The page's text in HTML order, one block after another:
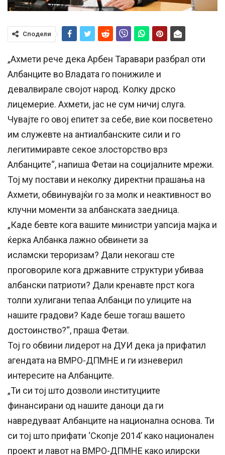
Сподели
„Ахмети рече дека Арбен Таравари разбрал оти
Албанците во Владата го понижиле и
девалвирале својот народ. Колку дрско
лицемерие. Ахмети, јас не сум ничиј слуга.
Чувајте го овој епитет за себе, вие кои посветено
им служевте на антиалбанските сили и го
легитимиравте секое злосторство врз
Албанците“, напиша Фетаи на социјалните мрежи.
Тој му постави и неколку директни прашања на
Ахмети, обвинувајќи го за молк и неактивност во
клучни моменти за албанската заедница.
„Каде бевте кога вашите министри уапсија мајка и
ќерка Албанка лажно обвинети за
исламски тероризам? Дали некогаш сте
проговориле кога државните структури убиваа
албански патриоти? Дали кренавте прст кога
толпи хулигани тепаа Албанци по улиците на
нашите градови? Каде беше тогаш вашето
достоинство?“, праша Фетаи.
Тој го обвини лидерот на ДУИ дека ја прифатил
агендата на ВМРО-ДПМНЕ и ги изневерил
интересите на Албанците.
„Ти си тој што дозволи институциите
финансирани од нашите даноци да ги
навредуваат Албанците на национална основа. Ти
си тој што прифати ‘Скопје 2014’ како национален
проект и лавот на ВМРО-ДПМНЕ како илирски